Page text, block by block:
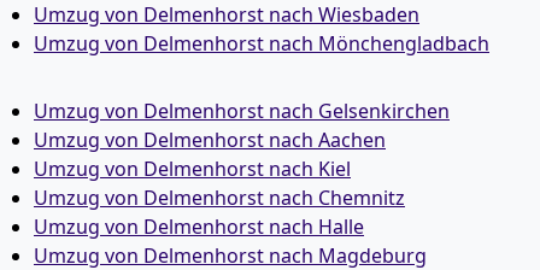
Umzug von Delmenhorst nach Wiesbaden
Umzug von Delmenhorst nach Mönchen­gladbach
Umzug von Delmenhorst nach Gelsenkirchen
Umzug von Delmenhorst nach Aachen
Umzug von Delmenhorst nach Kiel
Umzug von Delmenhorst nach Chemnitz
Umzug von Delmenhorst nach Halle
Umzug von Delmenhorst nach Magdeburg